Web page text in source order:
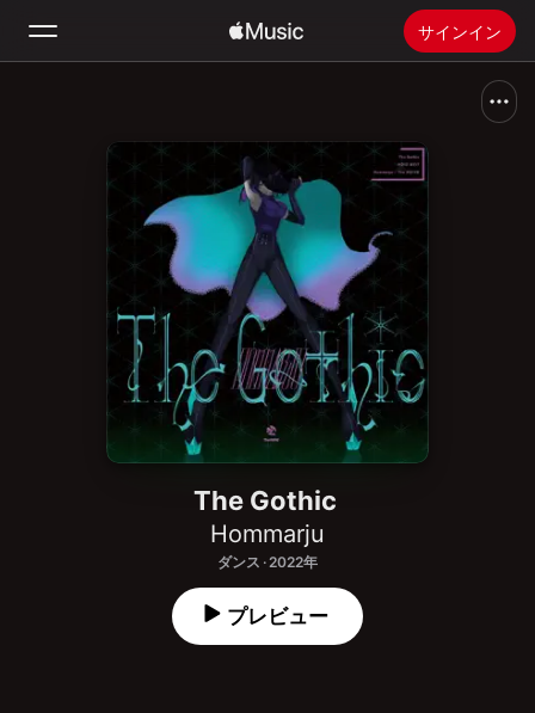
サインイン
新着おすすめ
Apple Musicをインストール
The Gothic
Hommarju
ダンス · 2022年
プレビュー